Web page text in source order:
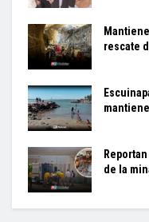
rescate
de la